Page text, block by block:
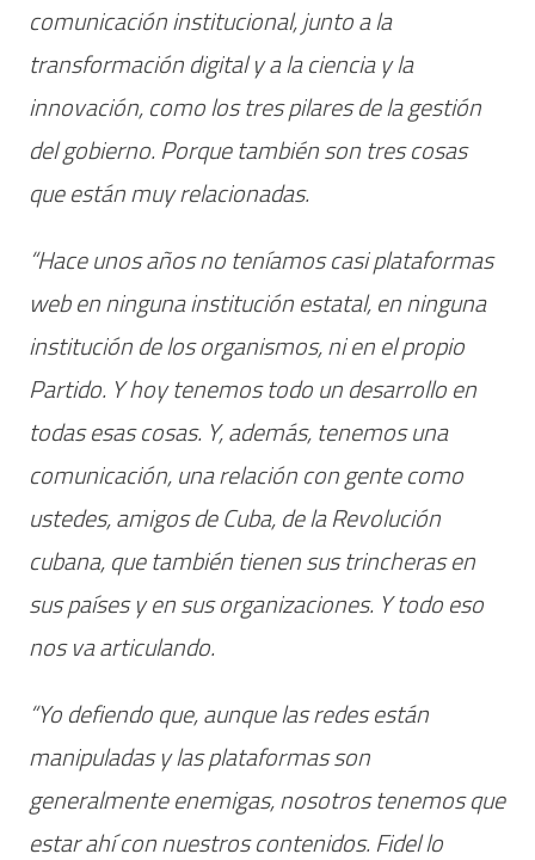
comunicación institucional, junto a la
transformación digital y a la ciencia y la
innovación, como los tres pilares de la gestión
del gobierno. Porque también son tres cosas
que están muy relacionadas.
“Hace unos años no teníamos casi plataformas
web en ninguna institución estatal, en ninguna
institución de los organismos, ni en el propio
Partido. Y hoy tenemos todo un desarrollo en
todas esas cosas. Y, además, tenemos una
comunicación, una relación con gente como
ustedes, amigos de Cuba, de la Revolución
cubana, que también tienen sus trincheras en
sus países y en sus organizaciones. Y todo eso
nos va articulando.
“Yo defiendo que, aunque las redes están
manipuladas y las plataformas son
generalmente enemigas, nosotros tenemos que
estar ahí con nuestros contenidos. Fidel lo